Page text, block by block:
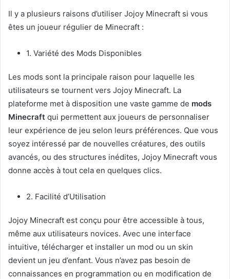
Il y a plusieurs raisons d’utiliser Jojoy Minecraft si vous
êtes un joueur régulier de Minecraft :
1. Variété des Mods Disponibles
Les mods sont la principale raison pour laquelle les
utilisateurs se tournent vers Jojoy Minecraft. La
plateforme met à disposition une vaste gamme de mods
Minecraft qui permettent aux joueurs de personnaliser
leur expérience de jeu selon leurs préférences. Que vous
soyez intéressé par de nouvelles créatures, des outils
avancés, ou des structures inédites, Jojoy Minecraft vous
donne accès à tout cela en quelques clics.
2. Facilité d’Utilisation
Jojoy Minecraft est conçu pour être accessible à tous,
même aux utilisateurs novices. Avec une interface
intuitive, télécharger et installer un mod ou un skin
devient un jeu d’enfant. Vous n’avez pas besoin de
connaissances en programmation ou en modification de